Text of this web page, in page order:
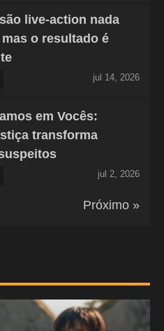
live-action nada
o resultado é
jul 14, 2026
em Vocês:
transforma
jul 2, 2026
Próximo »